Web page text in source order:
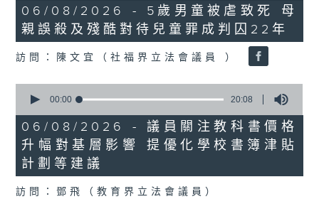
18
minutes,
22
seconds
06/08/2026 - 5歲男童被虐致死 母
親誤殺及殘酷對待兒童罪成判囚22年
訪問：陳文宜（社福界立法會議員 ）
seconds
20
minutes,
8
seconds
00:00 20:08
06/08/2026 - 議員關注教科書價格
升幅對基層影響 提優化學校書簿津貼
計劃等建議
訪問：鄧飛（教育界立法會議員）